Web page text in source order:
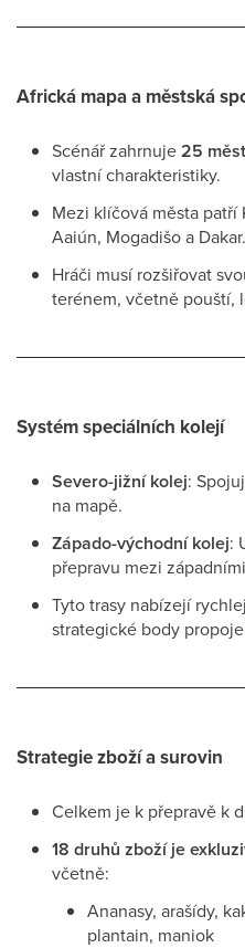
Africká mapa a městská
Scénář zahrnuje25 měst
vlastní charakteristiky.
Mezi klíčová města patří
Aaiún, Mogadišo a Dakar.
Hráči musí rozšiřovat
terénem, včetně pouští,
Systém speciálních kolejí
Severo-jižní kolej:
na mapě.
Západo-východní kolej:
přepravu mezi
Tyto trasy nabízejí
strategické body
Strategie zboží a surovin
Celkem je k přepravě k
18 druhů zboží je
včetně:
Ananasy, arašídy,
plantain, maniok